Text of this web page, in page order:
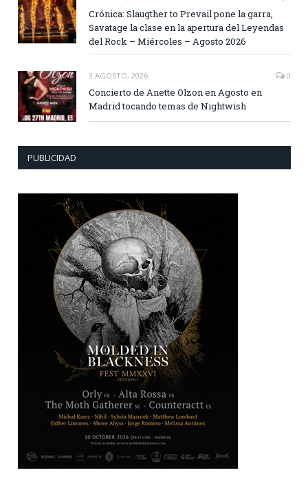
Crónica: Slaugther to Prevail pone la garra,
Savatage la clase en la apertura del Leyendas
del Rock – Miércoles – Agosto 2026
3 AGOSTO, 2026 0
Concierto de Anette Olzon en Agosto en
Madrid tocando temas de Nightwish
PUBLICIDAD